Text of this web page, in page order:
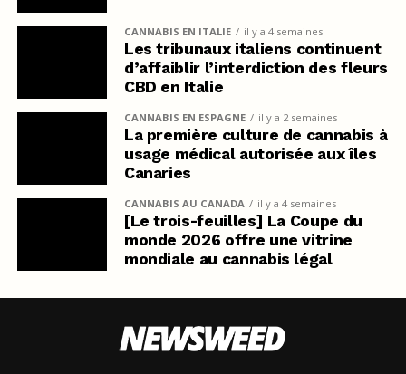
CANNABIS EN ITALIE il y a 4 semaines
Les tribunaux italiens continuent
d’affaiblir l’interdiction des fleurs
CBD en Italie
CANNABIS EN ESPAGNE il y a 2 semaines
La première culture de cannabis à
usage médical autorisée aux îles
Canaries
CANNABIS AU CANADA il y a 4 semaines
[Le trois-feuilles] La Coupe du
monde 2026 offre une vitrine
mondiale au cannabis légal